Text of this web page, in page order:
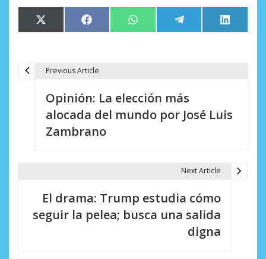
Compartir
en
X
(Twitter)
Compartir
en
Facebook Compartir
en
WhatsApp Compartir
en
Telegram
en
LinkedIn
Previous Article
Opinión: La elección más
alocada del mundo por José Luis
Zambrano
Next Article
El drama: Trump estudia cómo
seguir la pelea; busca una salida
digna